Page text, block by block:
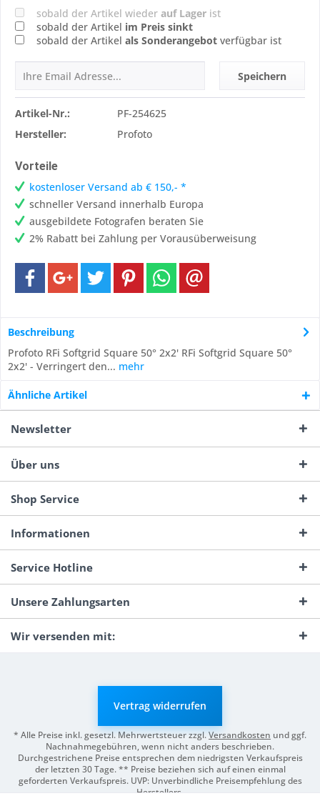
sobald der Artikel wieder auf Lager ist
sobald der Artikel im Preis sinkt
sobald der Artikel als Sonderangebot verfügbar ist
Speichern
Artikel-Nr.:
PF-254625
Hersteller:
Profoto
Vorteile
kostenloser Versand ab € 150,- *
schneller Versand innerhalb Europa
ausgebildete Fotografen beraten Sie
2% Rabatt bei Zahlung per Vorausüberweisung
Beschreibung
Profoto RFi Softgrid Square 50° 2x2' RFi Softgrid Square 50°
2x2' - Verringert den... mehr
Ähnliche Artikel
Newsletter
Über uns
Shop Service
Informationen
Service Hotline
Unsere Zahlungsarten
Wir versenden mit:
Vertrag widerrufen
* Alle Preise inkl. gesetzl. Mehrwertsteuer zzgl.Versandkosten und ggf.
Nachnahmegebühren, wenn nicht anders beschrieben.
Durchgestrichene Preise entsprechen dem niedrigsten Verkaufspreis
der letzten 30 Tage. ** Preise beziehen sich auf einen einmal
geforderten Verkaufspreis. UVP: Unverbindliche Preisempfehlung des
Herstellers.